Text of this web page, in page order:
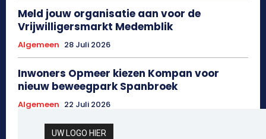
Meld jouw organisatie aan voor de
Vrijwilligersmarkt Medemblik
Algemeen 28 Juli 2026
Inwoners Opmeer kiezen Kompan voor
nieuw beweegpark Spanbroek
Algemeen 22 Juli 2026
UW LOGO HIER